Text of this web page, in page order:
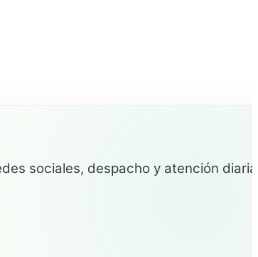
sociales, despacho y atención diaria